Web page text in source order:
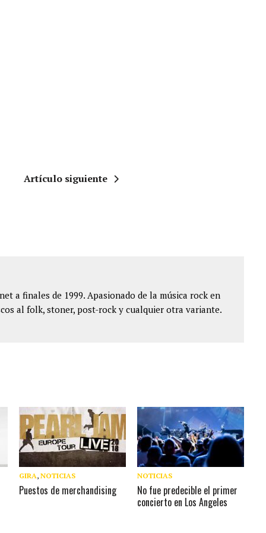
Artículo siguiente
a finales de 1999. Apasionado de la música rock en
al folk, stoner, post-rock y cualquier otra variante.
GIRA,NOTICIAS
Puestos de merchandising
NOTICIAS
No fue predecible el primer
concierto en Los Angeles